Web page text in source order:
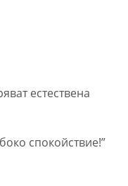
естествена
спокойствие!”